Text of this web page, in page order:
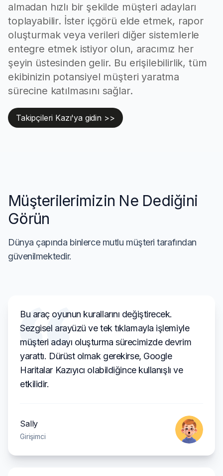
almadan hızlı bir şekilde müşteri adayları
toplayabilir. İster içgörü elde etmek, rapor
oluşturmak veya verileri diğer sistemlerle
entegre etmek istiyor olun, aracımız her
şeyin üstesinden gelir. Bu erişilebilirlik, tüm
ekibinizin potansiyel müşteri yaratma
sürecine katılmasını sağlar.
Takipçileri Kazı'ya gidin >>
Müşterilerimizin Ne Dediğini
Görün
Dünya çapında binlerce mutlu müşteri tarafından
güvenilmektedir.
Bu araç oyunun kurallarını değiştirecek.
Sezgisel arayüzü ve tek tıklamayla işlemiyle
müşteri adayı oluşturma sürecimizde devrim
yarattı. Dürüst olmak gerekirse, Google
Haritalar Kazıyıcı olabildiğince kullanışlı ve
etkilidir.
Sally
Girişimci